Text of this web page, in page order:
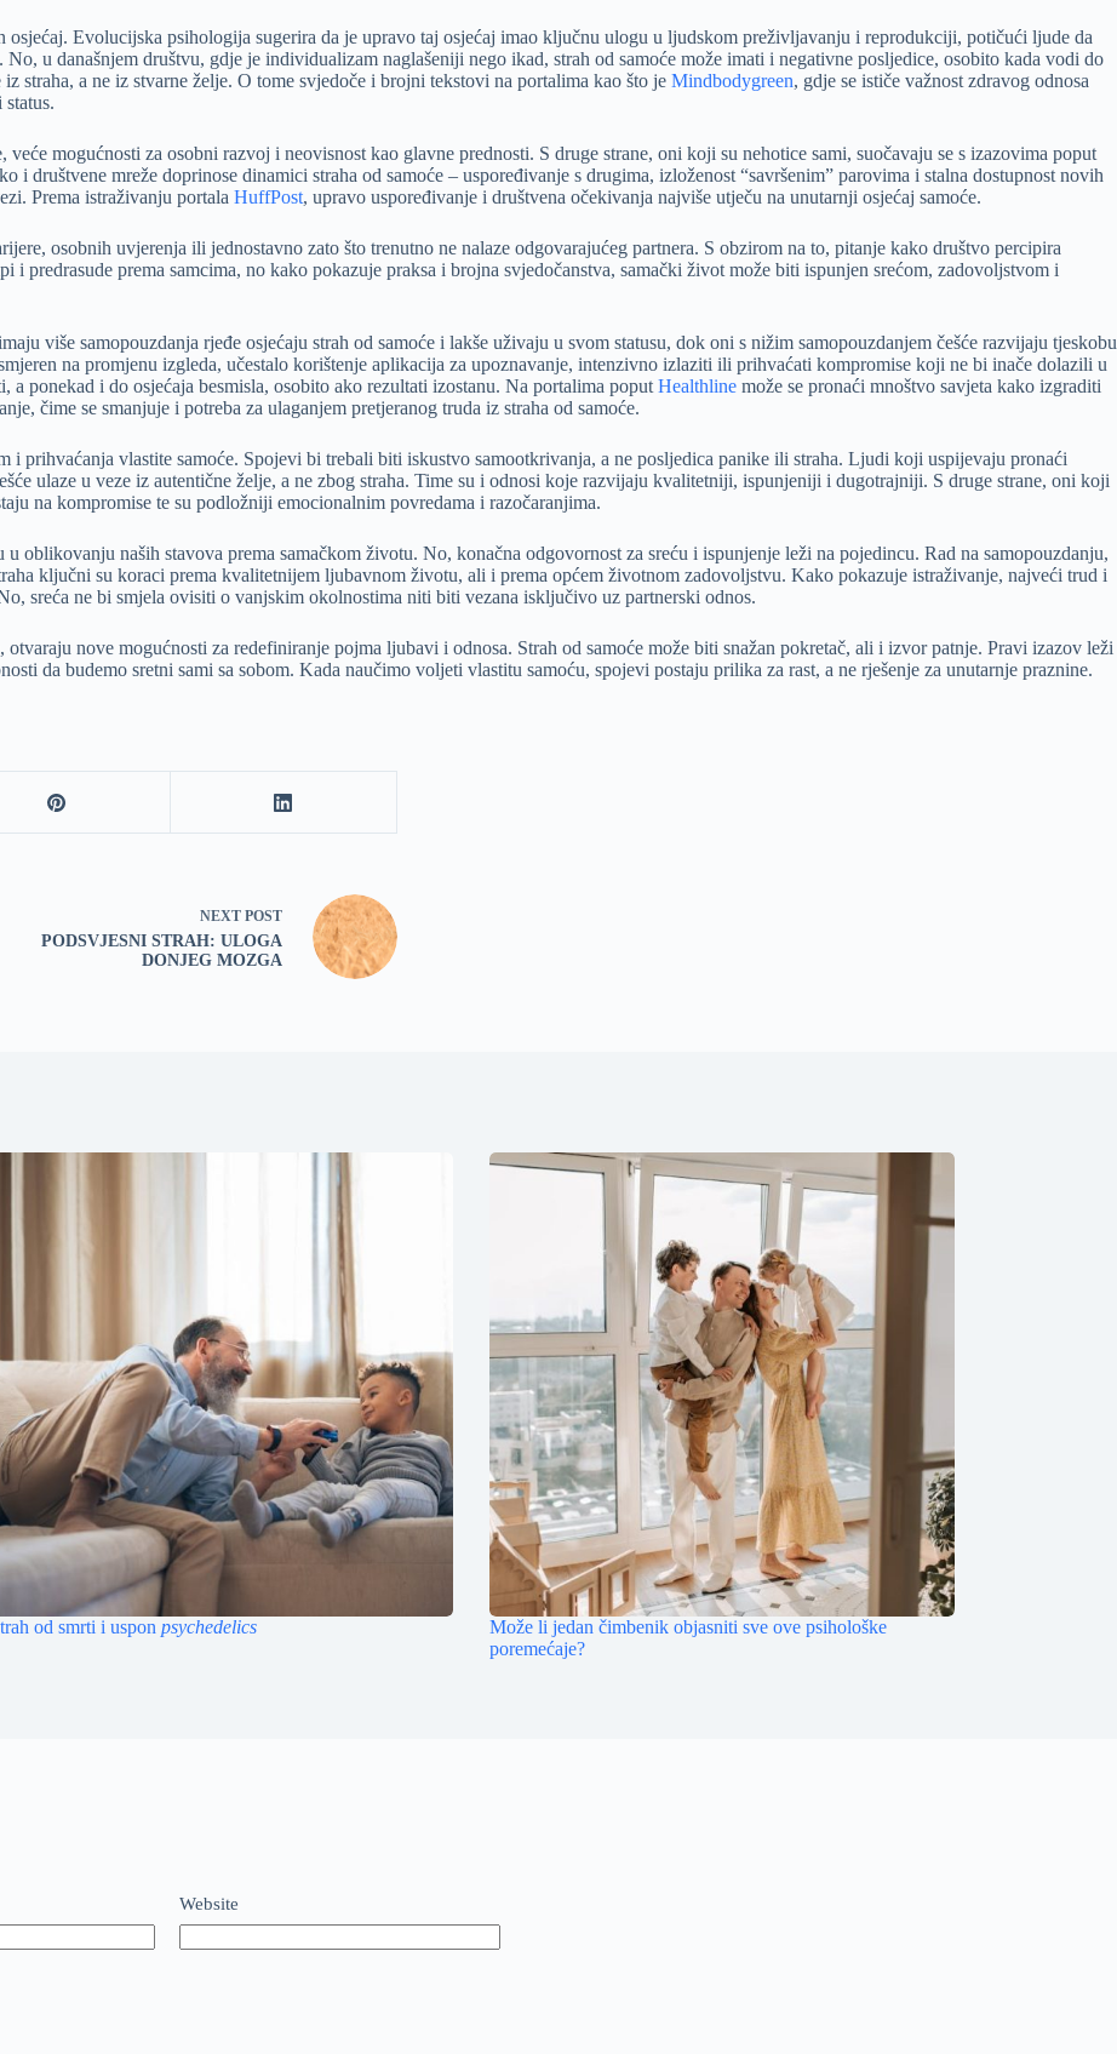
osjećaj. Evolucijska psihologija sugerira da je upravo taj osjećaj imao ključnu ulogu u ljudskom preživljavanju i reprodukciji, potičući ljude da
u današnjem društvu, gdje je individualizam naglašeniji nego ikad, strah od samoće može imati i negativne posljedice, osobito kada vodi do
straha, a ne iz stvarne želje. O tome svjedoče i brojni tekstovi na portalima kao što je Mindbodygreen, gdje se ističe važnost zdravog odnosa
mogućnosti za osobni razvoj i neovisnost kao glavne prednosti. S druge strane, oni koji su nehotice sami, suočavaju se s izazovima poput
i društvene mreže doprinose dinamici straha od samoće – uspoređivanje s drugima, izloženost “savršenim” parovima i stalna dostupnost novih
Prema istraživanju portala HuffPost, upravo uspoređivanje i društvena očekivanja najviše utječu na unutarnji osjećaj samoće.
osobnih uvjerenja ili jednostavno zato što trenutno ne nalaze odgovarajućeg partnera. S obzirom na to, pitanje kako društvo percipira
i predrasude prema samcima, no kako pokazuje praksa i brojna svjedočanstva, samački život može biti ispunjen srećom, zadovoljstvom i
više samopouzdanja rjeđe osjećaju strah od samoće i lakše uživaju u svom statusu, dok oni s nižim samopouzdanjem češće razvijaju tjeskobu
na promjenu izgleda, učestalo korištenje aplikacija za upoznavanje, intenzivno izlaziti ili prihvaćati kompromise koji ne bi inače dolazili u
ponekad i do osjećaja besmisla, osobito ako rezultati izostanu. Na portalima poput Healthline može se pronaći mnoštvo savjeta kako izgraditi
čime se smanjuje i potreba za ulaganjem pretjeranog truda iz straha od samoće.
i prihvaćanja vlastite samoće. Spojevi bi trebali biti iskustvo samootkrivanja, a ne posljedica panike ili straha. Ljudi koji uspijevaju pronaći
ulaze u veze iz autentične želje, a ne zbog straha. Time su i odnosi koje razvijaju kvalitetniji, ispunjeniji i dugotrajniji. S druge strane, oni koji
na kompromise te su podložniji emocionalnim povredama i razočaranjima.
oblikovanju naših stavova prema samačkom životu. No, konačna odgovornost za sreću i ispunjenje leži na pojedincu. Rad na samopouzdanju,
ključni su koraci prema kvalitetnijem ljubavnom životu, ali i prema općem životnom zadovoljstvu. Kako pokazuje istraživanje, najveći trud i
sreća ne bi smjela ovisiti o vanjskim okolnostima niti biti vezana isključivo uz partnerski odnos.
nove mogućnosti za redefiniranje pojma ljubavi i odnosa. Strah od samoće može biti snažan pokretač, ali i izvor patnje. Pravi izazov leži
da budemo sretni sami sa sobom. Kada naučimo voljeti vlastitu samoću, spojevi postaju prilika za rast, a ne rješenje za unutarnje praznine.
NEXT POST
PODSVJESNI STRAH: ULOGA
DONJEG MOZGA
od smrti i usponpsychedelics
Može li jedan čimbenik objasniti sve ove psihološke
poremećaje?
Website